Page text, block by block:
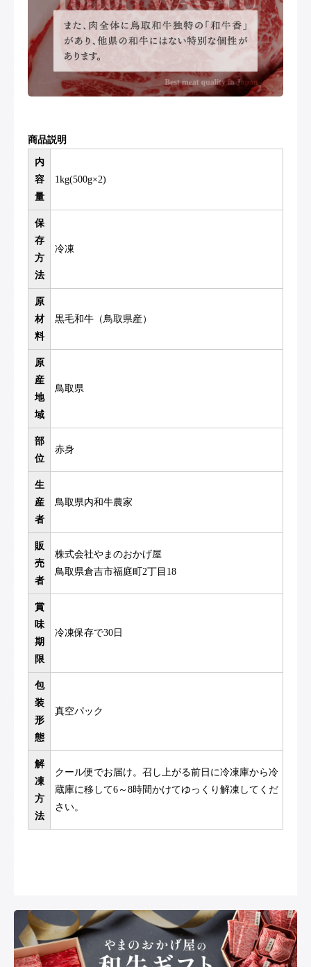
商品説明
内
容
量
1kg(500g×2)
保
存
方
法
冷凍
原
材
料
黒毛和牛（鳥取県産）
原
産
地
域
鳥取県
部
位
赤身
生
産
者
鳥取県内和牛農家
販
売
者
株式会社やまのおかげ屋
鳥取県倉吉市福庭町2丁目18
賞
味
期
限
冷凍保存で30日
包
装
形
態
真空パック
解
凍
方
法
クール便でお届け。召し上がる前日に冷凍庫から冷
蔵庫に移して6～8時間かけてゆっくり解凍してくだ
さい。